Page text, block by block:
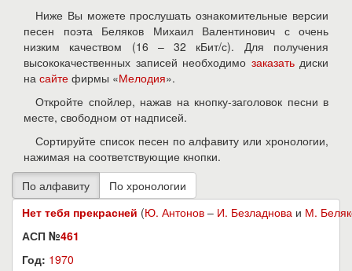
Ниже Вы можете прослушать ознакомительные версии
песен поэта Беляков Михаил Валентинович с очень
низким качеством (16 – 32 кБит/с). Для получения
высококачественных записей необходимо заказатьдиски
на сайте фирмы «Мелодия».
Откройте спойлер, нажав на кнопку-заголовок песни в
месте, свободном от надписей.
Сортируйте список песен по алфавиту или хронологии,
нажимая на соответствующие кнопки.
Нет тебя прекрасней (Ю. Антонов – И. Безладнова и М.
АСП №461
Год: 1970